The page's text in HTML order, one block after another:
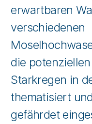
erwartbaren
verschiedenen
die
Starkregen in
thematisiert
gefährdet